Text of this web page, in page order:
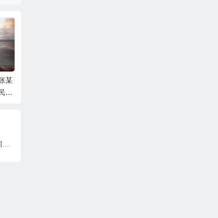
某
间